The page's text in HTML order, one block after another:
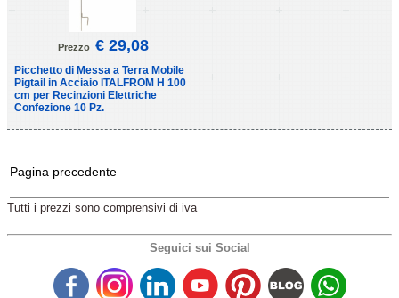
Prezzo € 29,08
Picchetto di Messa a Terra Mobile
Pigtail in Acciaio ITALFROM H 100
cm per Recinzioni Elettriche
Confezione 10 Pz.
Pagina precedente
Tutti i prezzi sono comprensivi di iva
Seguici sui Social